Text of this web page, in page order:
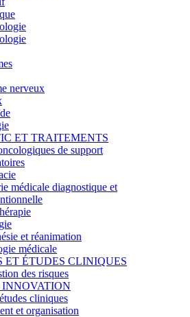
nerveux
ET TRAITEMENTS
de support
médicale diagnostique et
et réanimation
médicale
ET ÉTUDES CLINIQUES
des risques
cliniques
et organisation